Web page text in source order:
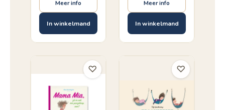
Meer info
In winkelmand
Meer info
In winkelmand
♡ ♡